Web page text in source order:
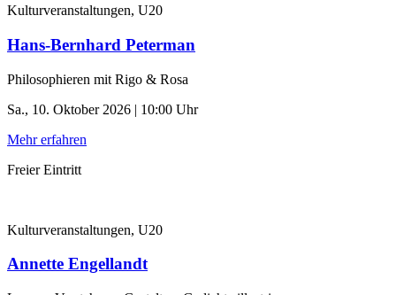
Kulturveranstaltungen, U20
Hans-Bernhard Peterman
Philosophieren mit Rigo & Rosa
Sa., 10. Oktober 2026 | 10:00 Uhr
Mehr erfahren
Freier Eintritt
Kulturveranstaltungen, U20
Annette Engellandt